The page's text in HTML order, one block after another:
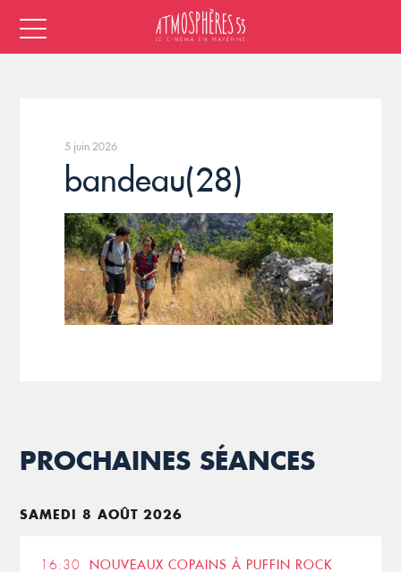
5 juin 2026
bandeau(28)
PROCHAINES SÉANCES
SAMEDI 8 AOÛT 2026
16:30 NOUVEAUX COPAINS À PUFFIN ROCK